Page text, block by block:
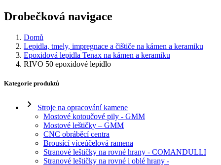
Drobečková navigace
Domů
Lepidla, tmely, impregnace a čištiče na kámen a keramiku
Epoxidová lepidla Tenax na kámen a keramiku
RIVO 50 epoxidové lepidlo
Kategorie produktů
Stroje na opracování kamene
Mostové kotoučové pily - GMM
Mostové leštičky – GMM
CNC obráběcí centra
Brousící víceúčelová ramena
Stranové leštičky na rovné hrany - COMANDULLI
Stranové leštičky na rovné i oblé hrany -